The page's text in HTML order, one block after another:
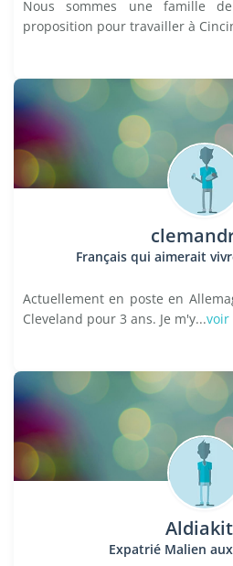
Nous sommes une famille
proposition pour travailler à
Français qui aimerait
Actuellement en poste en
Cleveland pour 3 ans. Je m'y...voir
Expatrié Malien